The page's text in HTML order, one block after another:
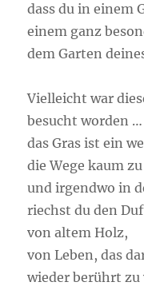
dass du in einem
einem ganz
dem Garten
Vielleicht war
besucht worden …
das Gras ist ein
die Wege kaum
und irgendwo in
riechst du den
von altem Holz,
von Leben, das
wieder berührt zu